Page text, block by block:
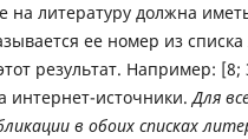
на литературу должна
ее номер из
результат. Например:
интернет-источники.Для
в обоих списках